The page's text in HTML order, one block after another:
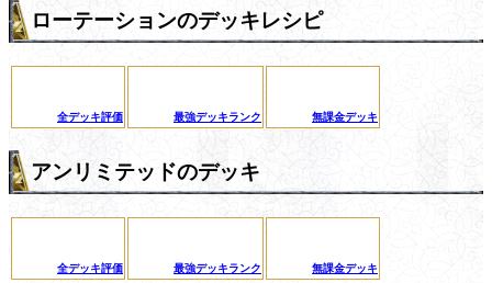
ローテーションのデッキレシピ
全デッキ評価 最強デッキランク 無課金デッキ
アンリミテッドのデッキ
全デッキ評価 最強デッキランク 無課金デッキ